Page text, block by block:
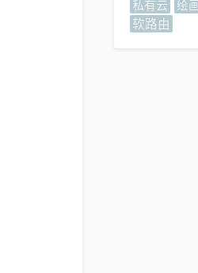
私有云 绘画
软路由